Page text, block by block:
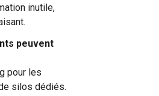
inutile,
peuvent
pour les
silos dédiés.